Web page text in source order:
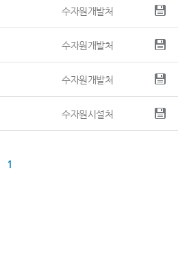
수자원개발처
수자원개발처
수자원개발처
수자원시설처
1